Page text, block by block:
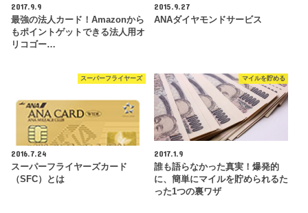
2017.9.9
最強の法人カード！Amazonから
もポイントゲットできる法人用オ
リコゴー…
2015.9.27
ANAダイヤモンドサービス
スーパーフライヤーズ
2016.7.24
スーパーフライヤーズカード
（SFC）とは
マイルを貯める
2017.1.9
誰も語らなかった真実！爆発的
に、簡単にマイルを貯められるた
った1つの裏ワザ